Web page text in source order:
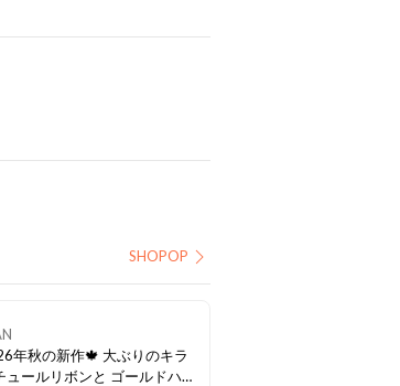
SHOPOP
年秋の新作🍁 大ぶりのキラ
ュールリボンと ゴールドハー